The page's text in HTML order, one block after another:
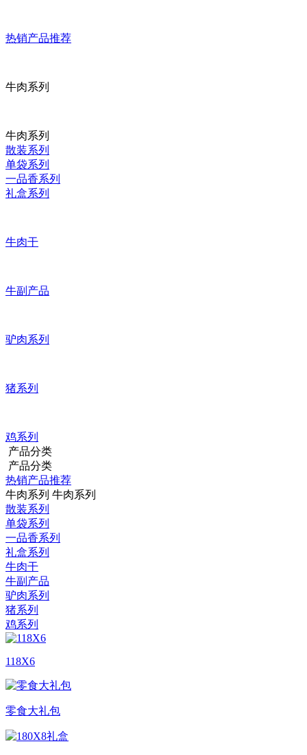
热销产品推荐
牛肉系列
牛肉系列
散装系列
单袋系列
一品香系列
礼盒系列
牛肉干
牛副产品
驴肉系列
猪系列
鸡系列
产品分类
产品分类
热销产品推荐
牛肉系列 牛肉系列
散装系列
单袋系列
一品香系列
礼盒系列
牛肉干
牛副产品
驴肉系列
猪系列
鸡系列
118X6
零食大礼包